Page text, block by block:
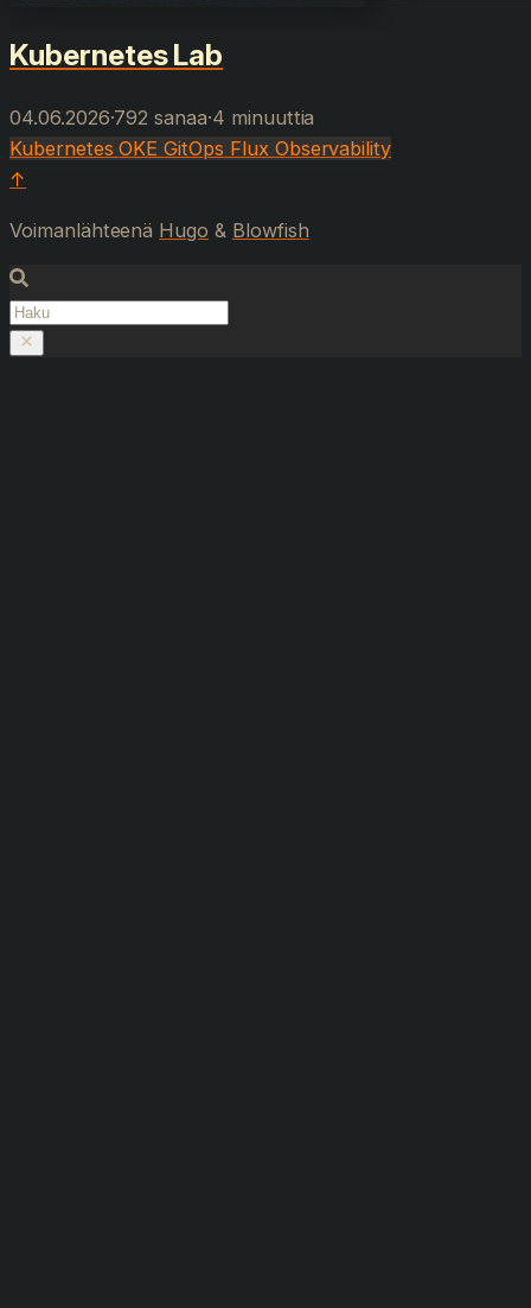
Kubernetes Lab
04.06.2026·792 sanaa·4 minuuttia
KubernetesOKEGitOps Flux Observability
↑
Voimanlähteenä Hugo & Blowfish